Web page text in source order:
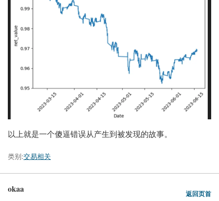
以上就是一个傻逼错误从产生到被发现的故事。
类别:交易相关
okaa 返回页首